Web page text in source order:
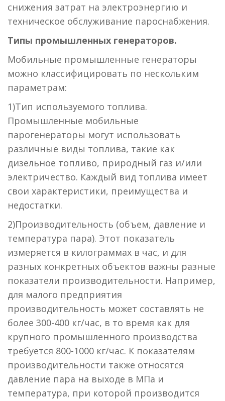
снижения затрат на электроэнергию и
техническое обслуживание пароснабжения.
Типы промышленных генераторов.
Мобильные промышленные генераторы
можно классифицировать по нескольким
параметрам:
1)Тип используемого топлива.
Промышленные мобильные
парогенераторы могут использовать
различные виды топлива, такие как
дизельное топливо, природный газ и/или
электричество. Каждый вид топлива имеет
свои характеристики, преимущества и
недостатки.
2)Производительность (объем, давление и
температура пара). Этот показатель
измеряется в килограммах в час, и для
разных конкретных объектов важны разные
показатели производительности. Например,
для малого предприятия
производительность может составлять не
более 300-400 кг/час, в то время как для
крупного промышленного производства
требуется 800-1000 кг/час. К показателям
производительности также относятся
давление пара на выходе в МПа и
температура, при которой производится